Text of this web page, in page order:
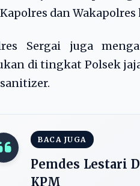
dan
Sergai juga
di tingkat Polsek
BACA JUGA
Pemdes Lestari
KPM